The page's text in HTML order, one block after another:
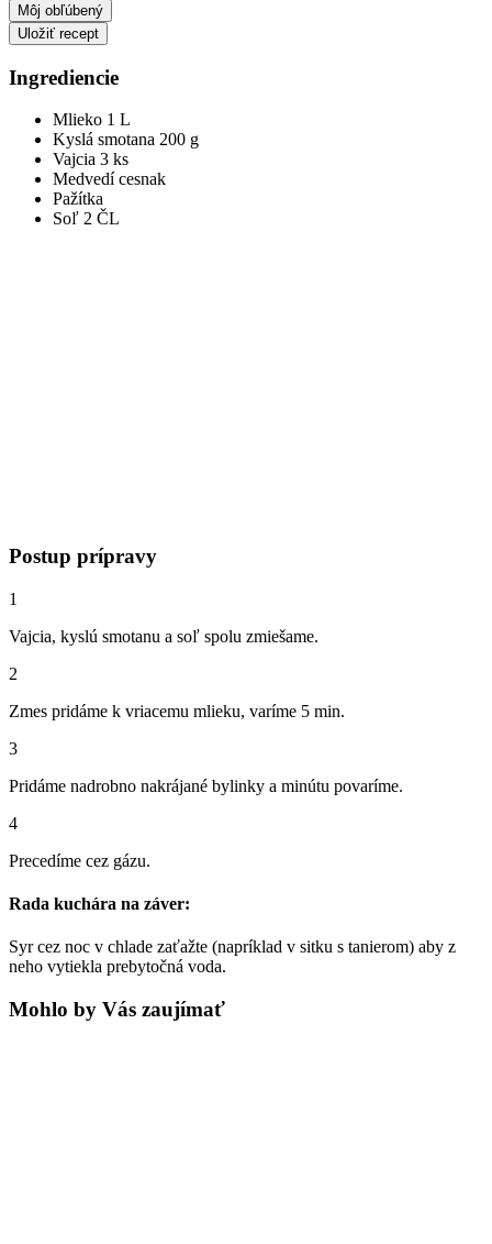
Môj obľúbený
Uložiť recept
Ingrediencie
Mlieko 1 L
Kyslá smotana 200 g
Vajcia 3 ks
Medvedí cesnak
Pažítka
Soľ 2 ČL
Postup prípravy
1
Vajcia, kyslú smotanu a soľ spolu zmiešame.
2
Zmes pridáme k vriacemu mlieku, varíme 5 min.
3
Pridáme nadrobno nakrájané bylinky a minútu povaríme.
4
Precedíme cez gázu.
Rada kuchára na záver:
Syr cez noc v chlade zaťažte (napríklad v sitku s tanierom) aby z
neho vytiekla prebytočná voda.
Mohlo by Vás zaujímať